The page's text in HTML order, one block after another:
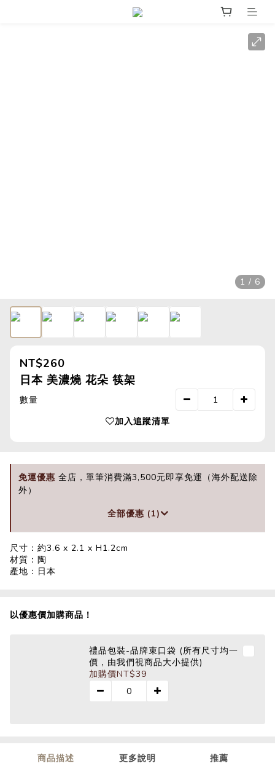
1 / 6
NT$260
日本 美濃燒 花朵 筷架
數量
加入追蹤清單
免運優惠 全店，單筆消費滿3,500元即享免運（海外配送除
外）
全部優惠 (1)
尺寸：約3.6 x 2.1 x H1.2cm
材質：陶
產地：日本
以優惠價加購商品！
禮品包裝-品牌束口袋 (所有尺寸均一
價，由我們視商品大小提供)
加購價NT$39
商品描述 更多說明 推薦